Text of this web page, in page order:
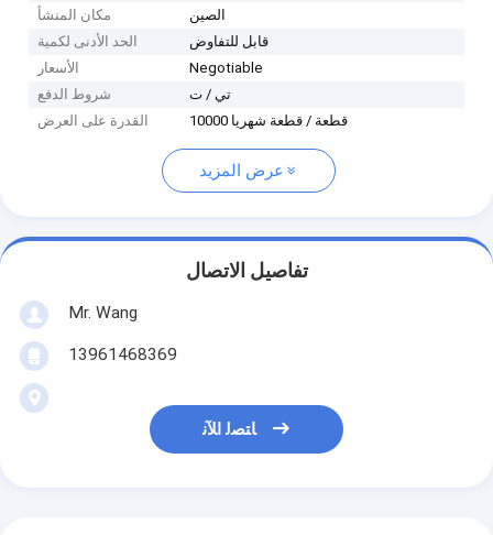
مكان المنشأ
الصين
الحد الأدنى لكمية
قابل للتفاوض
الأسعار
Negotiable
شروط الدفع
تي / ت
القدرة على العرض
10000 قطعة / قطعة شهريا
عرض المزيد
تفاصيل الاتصال
Mr. Wang
13961468369
ﺎﺘﺼﻟ ﺍﻶﻧ